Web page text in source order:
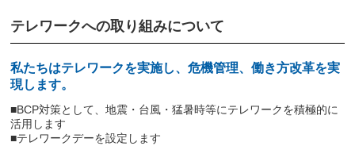
テレワークへの取り組みについて
私たちはテレワークを実施し、危機管理、働き方改革を実
現します。
■BCP対策として、地震・台風・猛暑時等にテレワークを積極的に
活用します
■テレワークデーを設定します